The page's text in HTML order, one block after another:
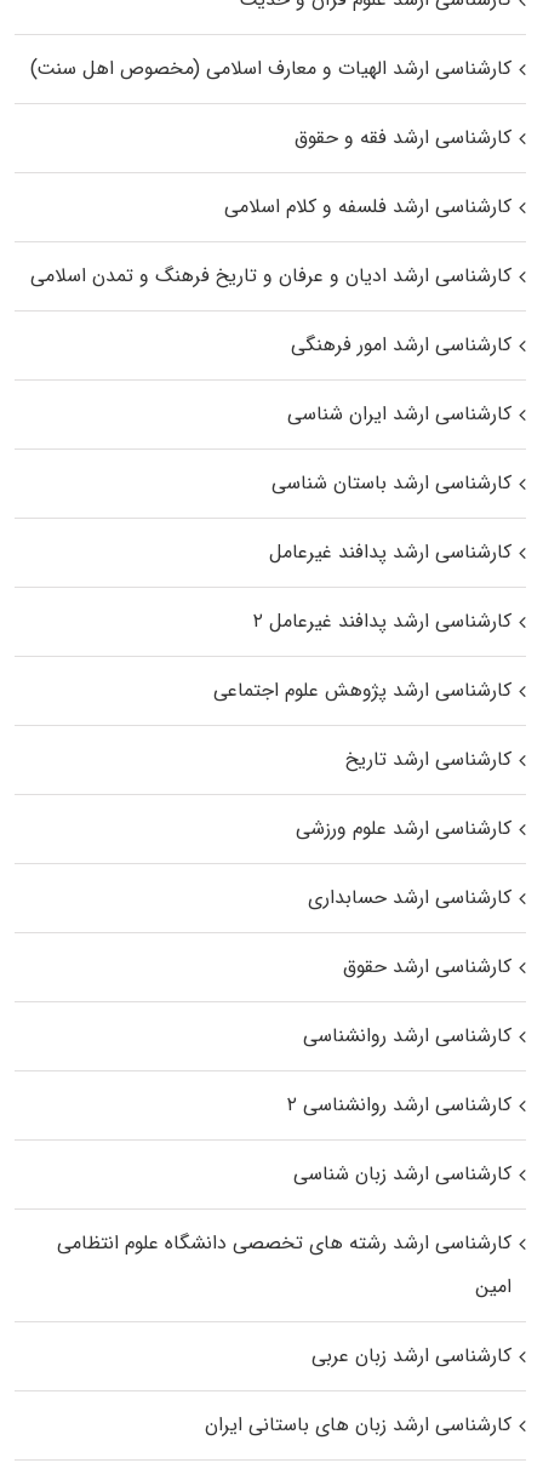
کارشناسی ارشد الهیات و معارف اسلامی (مخصوص اهل سنت)
کارشناسی ارشد فقه و حقوق
کارشناسی ارشد فلسفه و کلام اسلامی
کارشناسی ارشد ادیان و عرفان و تاریخ فرهنگ و تمدن اسلامی
کارشناسی ارشد امور فرهنگی
کارشناسی ارشد ایران شناسی
کارشناسی ارشد باستان شناسی
کارشناسی ارشد پدافند غیرعامل
کارشناسی ارشد پدافند غیرعامل ۲
کارشناسی ارشد پژوهش علوم اجتماعی
کارشناسی ارشد تاریخ
کارشناسی ارشد علوم ورزشی
کارشناسی ارشد حسابداری
کارشناسی ارشد حقوق
کارشناسی ارشد روانشناسی
کارشناسی ارشد روانشناسی ۲
کارشناسی ارشد زبان شناسی
کارشناسی ارشد رﺷﺘﻪ ﻫﺎی تخصصی داﻧﺸﮕﺎه ﻋﻠﻮم انتظامی
اﻣﻴﻦ
کارشناسی ارشد زبان عربی
کارشناسی ارشد زبان‌ های باستانی ایران